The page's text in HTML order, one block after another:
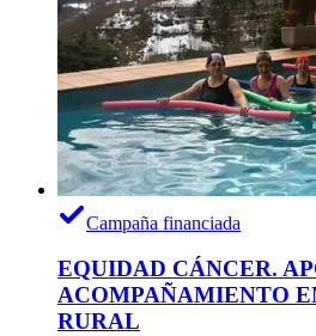
Campaña financiada
EQUIDAD CÁNCER.
ACOMPAÑAMIENTO
RURAL